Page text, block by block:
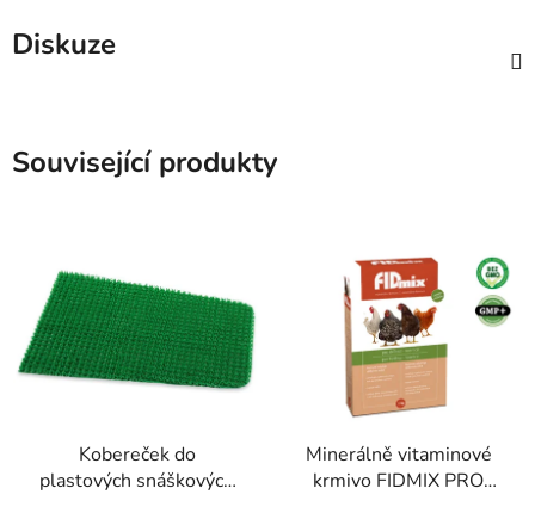
Diskuze
Související produkty
Kobereček do
plastových snáškových
Minerálně vitaminové
krmivo FIDMIX PRO